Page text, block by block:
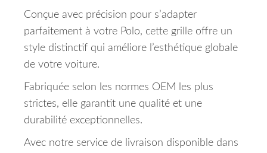
Conçue avec précision pour s’adapter
parfaitement à votre Polo, cette grille offre un
style distinctif qui améliore l’esthétique globale
de votre voiture.
Fabriquée selon les normes OEM les plus
strictes, elle garantit une qualité et une
durabilité exceptionnelles.
Avec notre service de livraison disponible dans